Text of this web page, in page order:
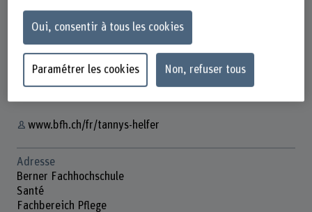
+41 31 848 45 06
www.bfh.ch/fr/tannys-helfer
Adresse
Berner Fachhochschule
Santé
Fachbereich Pflege
Oui, consentir à tous les cookies
Paramétrer les cookies Non, refuser tous